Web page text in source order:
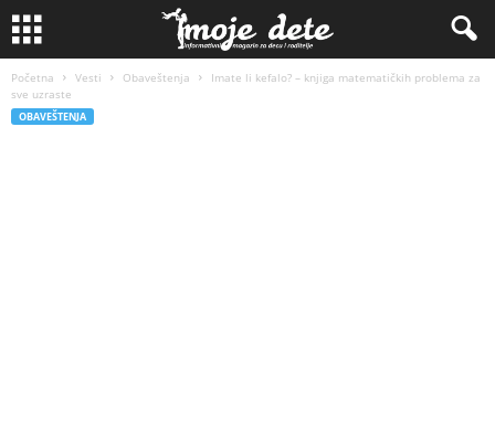
Početna Vesti Obaveštenja
Imate li kefalo? – knjiga matematičkih problema za
sve uzraste
OBAVEŠTENJA